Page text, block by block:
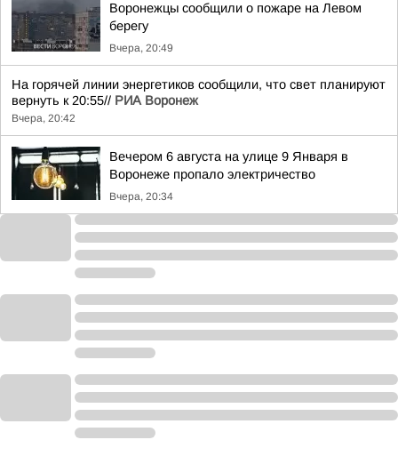
Воронежцы сообщили о пожаре на Левом
берегу
Вчера, 20:49
На горячей линии энергетиков сообщили, что свет планируют
вернуть к 20:55// РИА Воронеж
Вчера, 20:42
Вечером 6 августа на улице 9 Января в
Воронеже пропало электричество
Вчера, 20:34